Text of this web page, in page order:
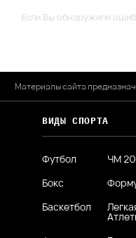
Если Вы обнаружили
Материалы сайта
ВИДЫ СПОРТА
Футбол ЧМ
Бокс
Баскетбол